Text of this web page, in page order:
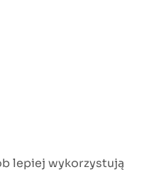
lepiej wykorzystują